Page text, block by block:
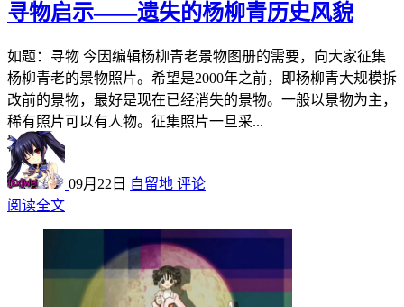
寻物启示——遗失的杨柳青历史风貌
如题：寻物 今因编辑杨柳青老景物图册的需要，向大家征集
杨柳青老的景物照片。希望是2000年之前，即杨柳青大规模拆
改前的景物，最好是现在已经消失的景物。一般以景物为主，
稀有照片可以有人物。征集照片一旦采...
09月22日 自留地 评论
阅读全文